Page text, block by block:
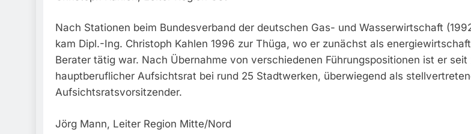
Nach Stationen beim Bundesverband der deutschen Gas- und Wasserwirtschaft
kam Dipl.-Ing. Christoph Kahlen 1996 zur Thüga, wo er zunächst als
Berater tätig war. Nach Übernahme von verschiedenen Führungspositionen ist er seit
hauptberuflicher Aufsichtsrat bei rund 25 Stadtwerken, überwiegend als
Aufsichtsratsvorsitzender.
Jörg Mann, Leiter Region Mitte/Nord